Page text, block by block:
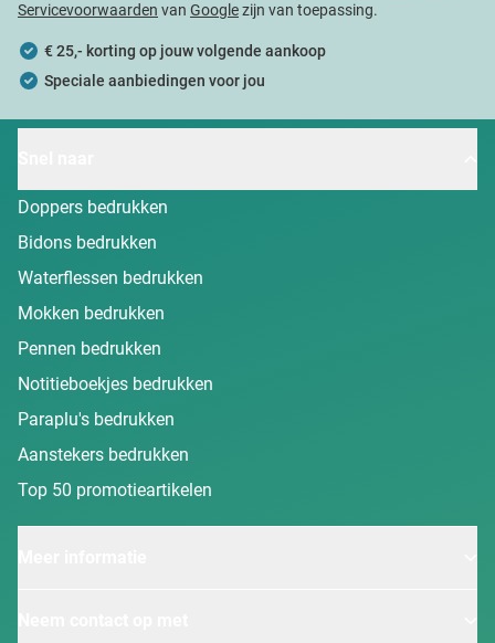
Servicevoorwaarden van Googlezijn van toepassing.
€ 25,- korting op jouw volgende aankoop
Speciale aanbiedingen voor jou
Doppers bedrukken
Bidons bedrukken
Waterflessen bedrukken
Mokken bedrukken
Pennen bedrukken
Notitieboekjes bedrukken
Paraplu's bedrukken
Aanstekers bedrukken
Top 50 promotieartikelen